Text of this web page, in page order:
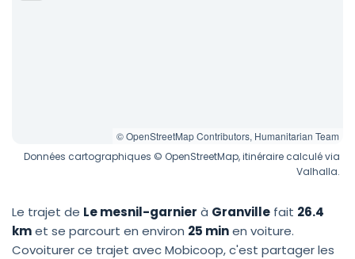
© OpenStreetMap Contributors, Humanitarian Team
Données cartographiques © OpenStreetMap, itinéraire calculé via
Valhalla.
Le trajet de Le mesnil-garnier à Granville fait 26.4
kmet se parcourt en environ 25 minen voiture.
Covoiturer ce trajet avec Mobicoop, c'est partager les